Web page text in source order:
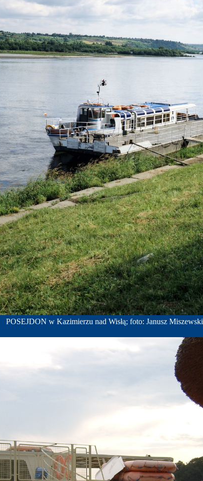
POSEJDON w Kazimierzu nad Wisłą; foto: Janusz Miszewski